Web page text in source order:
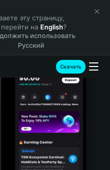
эту страницу,
на English?
использовать
Русский
Скачать